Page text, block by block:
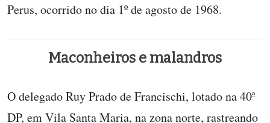
Perus, ocorrido no dia 1º de agosto de 1968.
Maconheiros e malandros
O delegado Ruy Prado de Francischi, lotado na 40ª
DP, em Vila Santa Maria, na zona norte, rastreando